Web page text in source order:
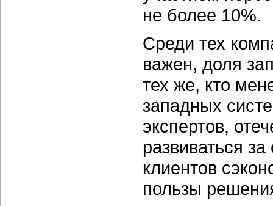
не более 10%.
Среди тех
важен, доля
тех же, кто
западных
экспертов,
развиваться
клиентов
пользы